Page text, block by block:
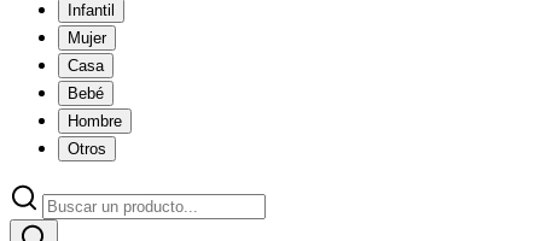
Infantil
Mujer
Casa
Bebé
Hombre
Otros